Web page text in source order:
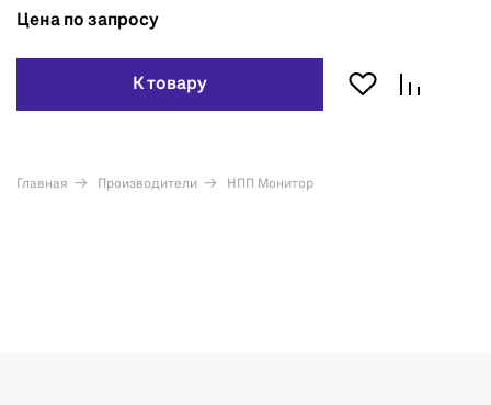
Цена по запросу
К товару
Главная Производители НПП Монитор